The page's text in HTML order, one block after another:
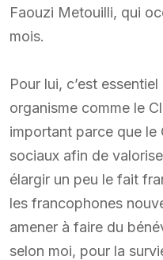
Faouzi Metouilli, qui
mois.
Pour lui, c’est
organisme comme le
important parce que le
sociaux afin de
élargir un peu le fait
les francophones
amener à faire du
selon moi, pour la